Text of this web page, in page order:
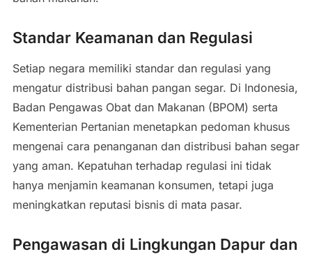
Standar Keamanan dan Regulasi
Setiap negara memiliki standar dan regulasi yang
mengatur distribusi bahan pangan segar. Di Indonesia,
Badan Pengawas Obat dan Makanan (BPOM) serta
Kementerian Pertanian menetapkan pedoman khusus
mengenai cara penanganan dan distribusi bahan segar
yang aman. Kepatuhan terhadap regulasi ini tidak
hanya menjamin keamanan konsumen, tetapi juga
meningkatkan reputasi bisnis di mata pasar.
Pengawasan di Lingkungan Dapur dan